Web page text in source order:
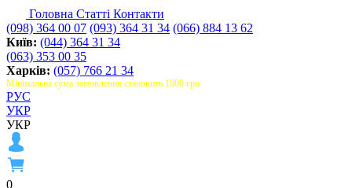
Головна Статті Контакти
(098) 364 00 07 (093) 364 31 34 (066) 884 13 62
Київ: (044) 364 31 34
(063) 353 00 35
Харків: (057) 766 21 34
Мінімальна сума замовлення становить 1000 грн
РУС
УКР
УКР
0